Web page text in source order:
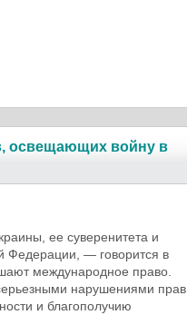
освещающих войну в
ее суверенитета и
Федерации, — говорится в
международное право.
нарушениями прав
и благополучию